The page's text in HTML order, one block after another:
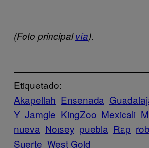
(Foto principalvía).
Etiquetado:
Akapellah Ensenada
Y Jamgle KingZoo Mexicali
nueva Noisey puebla Rap
Suerte West Gold